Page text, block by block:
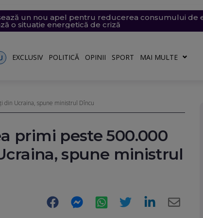
un nou apel pentru reducerea consumului de
o situație energetică de criză
de energie, fără efect: Miercuri, la momentul
exploziv a perturbat traficul pe aeroportul Leipzig,
către Ucraina. Rusia, principalul suspect
într-un dosar de pornografie infantilă.
în dreptul unei plaje din Mamaia (Video).
EXCLUSIV POLITICĂ OPINII SPORT MAI MULTE
din Ucraina, spune ministrul Dîncu
primi peste 500.000
spune ministrul
Facebook Messenger WhatsApp Twitter LinkedIn